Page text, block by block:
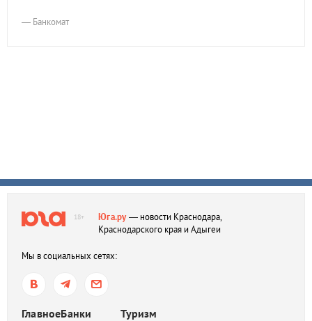
— Банкомат
18+ Юга.ру— новости Краснодара,
Краснодарского края и Адыгеи
Мы в социальных сетях:
ГлавноеБанки Туризм